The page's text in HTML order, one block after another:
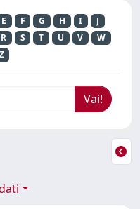
E F G H I
J
R S T U V
W
Z